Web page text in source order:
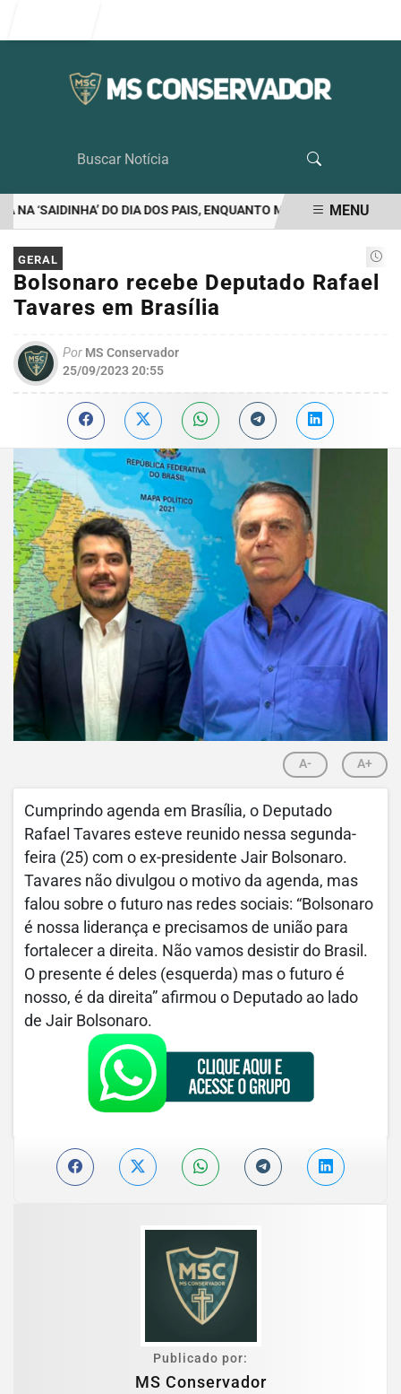
‘SAIDINHA’ DO DIA DOS PAIS, ENQUANTO MORAES VETA VISITA
EM ALTA
MENU
GERAL
Bolsonaro recebe Deputado Rafael
Tavares em Brasília
Por MS Conservador
25/09/2023 20:55
A- A+
Cumprindo agenda em Brasília, o Deputado
Rafael Tavares esteve reunido nessa segunda-
feira (25) com o ex-presidente Jair Bolsonaro.
Tavares não divulgou o motivo da agenda, mas
falou sobre o futuro nas redes sociais: “Bolsonaro
é nossa liderança e precisamos de união para
fortalecer a direita. Não vamos desistir do Brasil.
O presente é deles (esquerda) mas o futuro é
nosso, é da direita” afirmou o Deputado ao lado
de Jair Bolsonaro.
Publicado por:
MS Conservador